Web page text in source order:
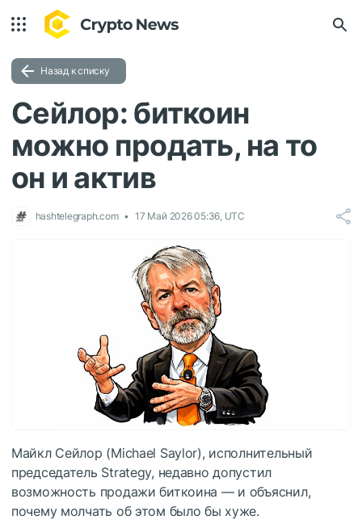
Назад к списку
Сейлор: биткоин
можно продать, на то
он и актив
hashtelegraph.com 17 Май 2026 05:36, UTC
Майкл Сейлор (Michael Saylor), исполнительный
председатель Strategy, недавно допустил
возможность продажи биткоина — и объяснил,
почему молчать об этом было бы хуже.